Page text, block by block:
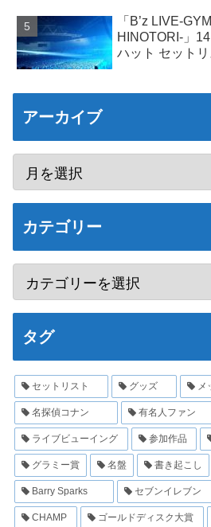
「B’z LIVE-
HINOTORI-」
ハット セットリ
アーカイブ
カテゴリー
タグ
セットリスト グッズ メ
名探偵コナン 有名人ファン
ライブビューイング 参加作品
グラミー賞 名盤 書き起こし
Barry Sparks セブンイレブン
CHAMP ゴールドディスク大賞